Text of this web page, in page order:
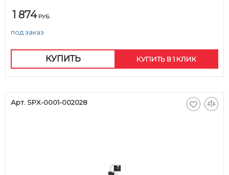
1 874 РУБ.
под заказ
КУПИТЬ КУПИТЬ В 1 КЛИК
Арт. SPX-0001-002028